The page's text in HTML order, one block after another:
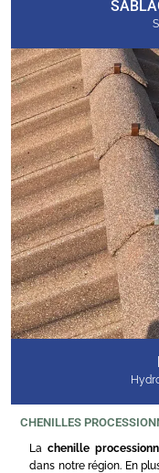
CHENILLES
Lachenille
dans notre région. En